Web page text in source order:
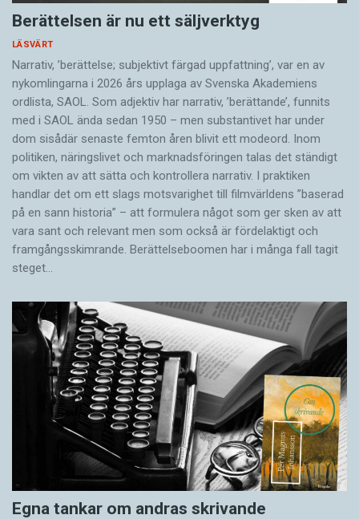
Berättelsen är nu ett säljverktyg
LÄSVÄRT
Narrativ, ’berättelse; subjektivt färgad uppfattning’, var en av
nykomlingarna i 2026 års upplaga av Svenska Akademiens
ordlista, SAOL. Som adjektiv har narrativ, ’berättande’, funnits
med i SAOL ända sedan 1950 – men substantivet har under
dom sisådär senaste femton åren blivit ett modeord. Inom
politiken, näringslivet och marknadsföringen talas det ständigt
om vikten av att sätta och kontrollera narrativ. I praktiken
handlar det om ett slags motsvarighet till filmvärldens ”baserad
på en sann historia” – att formulera något som ger sken av att
vara sant och ­relevant men som också är fördelaktigt och
framgångsskimrande. Berättelseboomen har i många fall tagit
steget…
Egna tankar om andras skrivande